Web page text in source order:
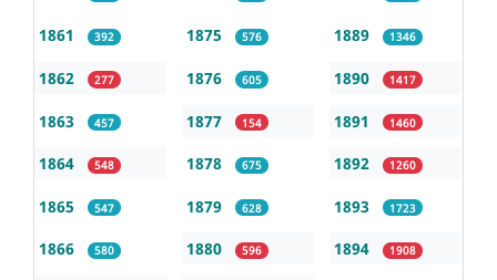
1861 392
1862 277
1863 457
1864 548
1865 547
1866 580
1875 576
1876 605
1877 154
1878 675
1879 628
1880 596
1889 1346
1890 1417
1891 1460
1892 1260
1893 1723
1894 1908